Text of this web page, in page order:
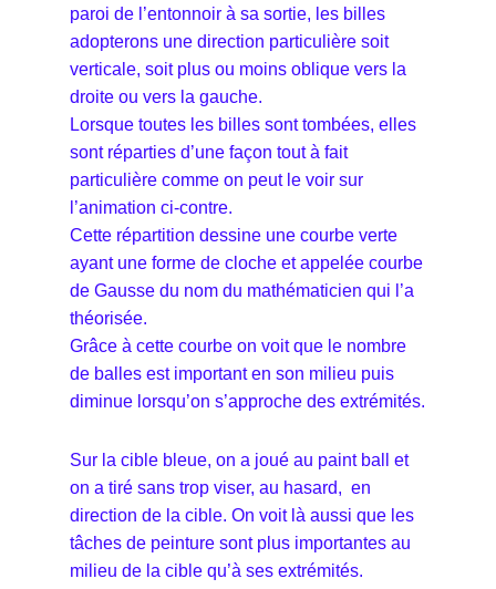
paroi de l’entonnoir à sa sortie, les billes
adopterons une direction particulière soit
verticale, soit plus ou moins oblique vers la
droite ou vers la gauche.
Lorsque toutes les billes sont tombées, elles
sont réparties d’une façon tout à fait
particulière comme on peut le voir sur
l’animation ci-contre.
Cette répartition dessine une courbe verte
ayant une forme de cloche et appelée courbe
de Gausse du nom du mathématicien qui l’a
théorisée.
Grâce à cette courbe on voit que le nombre
de balles est important en son milieu puis
diminue lorsqu’on s’approche des extrémités.
Sur la cible bleue, on a joué au paint ball et
on a tiré sans trop viser, au hasard, en
direction de la cible. On voit là aussi que les
tâches de peinture sont plus importantes au
milieu de la cible qu’à ses extrémités.